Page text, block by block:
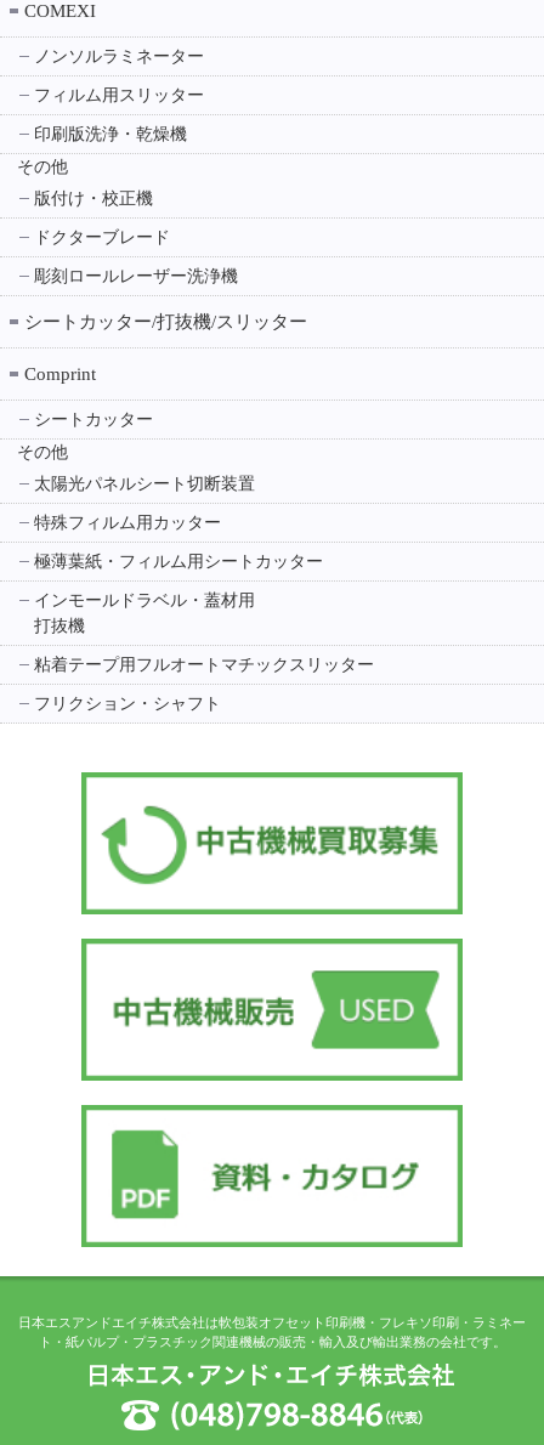
COMEXI
ノンソルラミネーター
フィルム用スリッター
印刷版洗浄・乾燥機
その他
版付け・校正機
ドクターブレード
彫刻ロールレーザー洗浄機
シートカッター/打抜機/スリッター
Comprint
シートカッター
その他
太陽光パネルシート切断装置
特殊フィルム用カッター
極薄葉紙・フィルム用シートカッター
インモールドラベル・蓋材用
打抜機
粘着テープ用フルオートマチックスリッター
フリクション・シャフト
日本エスアンドエイチ株式会社は軟包装オフセット印刷機・フレキソ印刷・ラミネー
ト・紙パルプ・プラスチック関連機械の販売・輸入及び輸出業務の会社です。